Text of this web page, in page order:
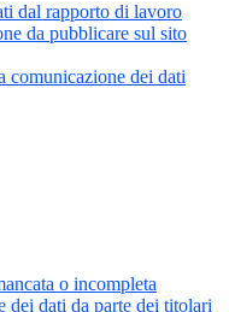
dal rapporto di lavoro
da pubblicare sul sito
comunicazione dei dati
o incompleta
dei dati da parte dei titolari